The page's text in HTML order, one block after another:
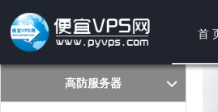
首
高防服务器